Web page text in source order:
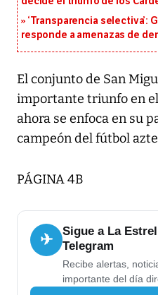
‘Transparencia selectiva’:
responde a amenazas de
El conjunto de San
importante triunfo en
ahora se enfoca en su
campeón del fútbol
PÁGINA 4B
✈
Sigue a La
Telegram
Recibe alertas,
importante del día